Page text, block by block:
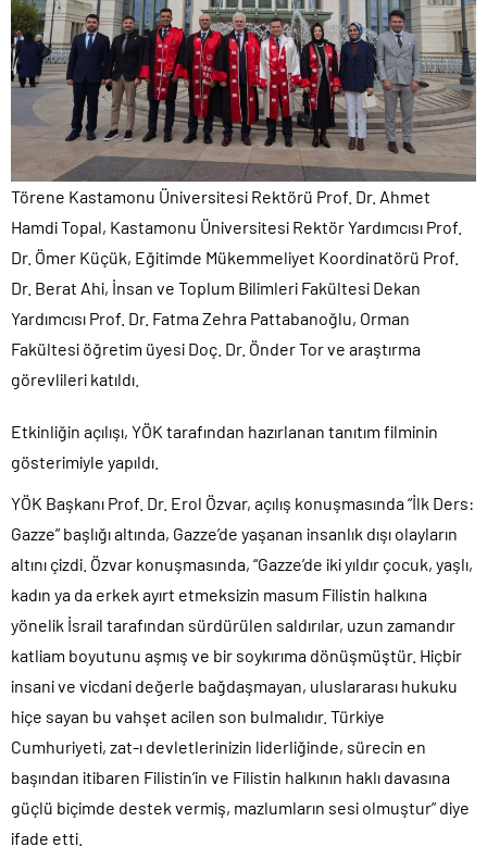
Törene Kastamonu Üniversitesi Rektörü Prof. Dr. Ahmet
Hamdi Topal, Kastamonu Üniversitesi Rektör Yardımcısı Prof.
Dr. Ömer Küçük, Eğitimde Mükemmeliyet Koordinatörü Prof.
Dr. Berat Ahi, İnsan ve Toplum Bilimleri Fakültesi Dekan
Yardımcısı Prof. Dr. Fatma Zehra Pattabanoğlu, Orman
Fakültesi öğretim üyesi Doç. Dr. Önder Tor ve araştırma
görevlileri katıldı.
Etkinliğin açılışı, YÖK tarafından hazırlanan tanıtım filminin
gösterimiyle yapıldı.
YÖK Başkanı Prof. Dr. Erol Özvar, açılış konuşmasında “İlk Ders:
Gazze” başlığı altında, Gazze’de yaşanan insanlık dışı olayların
altını çizdi. Özvar konuşmasında, “Gazze’de iki yıldır çocuk, yaşlı,
kadın ya da erkek ayırt etmeksizin masum Filistin halkına
yönelik İsrail tarafından sürdürülen saldırılar, uzun zamandır
katliam boyutunu aşmış ve bir soykırıma dönüşmüştür. Hiçbir
insani ve vicdani değerle bağdaşmayan, uluslararası hukuku
hiçe sayan bu vahşet acilen son bulmalıdır. Türkiye
Cumhuriyeti, zat-ı devletlerinizin liderliğinde, sürecin en
başından itibaren Filistin’in ve Filistin halkının haklı davasına
güçlü biçimde destek vermiş, mazlumların sesi olmuştur” diye
ifade etti.